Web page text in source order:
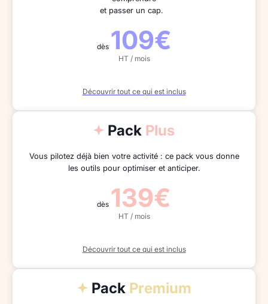
et passer un cap.
dès 109€
HT / mois
Découvrir tout ce qui est inclus
Pack Plus
Vous pilotez déjà bien votre activité : ce pack vous donne
les outils pour optimiser et anticiper.
dès 139€
HT / mois
Découvrir tout ce qui est inclus
Pack Premium